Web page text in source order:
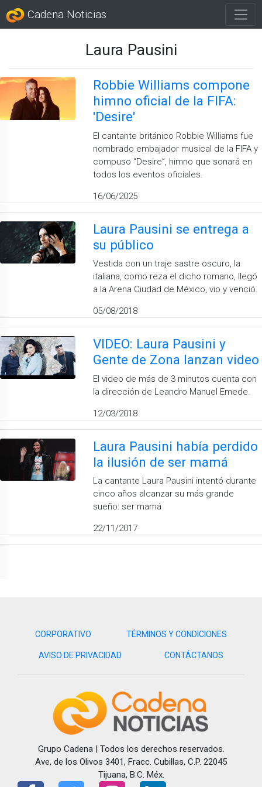
Cadena Noticias
Laura Pausini
Robbie Williams compone
himno oficial de la FIFA:
'Desire'
El cantante británico Robbie Williams fue
nombrado embajador musical de la FIFA y
compuso “Desire”, himno que sonará en
todos los eventos oficiales.
16/06/2025
Laura Pausini se entrega a
su público
Vestida con un traje sastre oscuro, la
italiana, como reza el dicho romano, llegó
a la Arena Ciudad de México, vio y venció.
05/08/2018
VIDEO: Laura Pausini y
Gente de Zona lanzan video
El video de más de 3 minutos cuenta con
la dirección de Leandro Manuel Emede.
12/03/2018
Laura Pausini había perdido
la ilusión de ser mamá
La cantante Laura Pausini intentó durante
cinco años alcanzar su más grande
sueño: ser mamá
22/11/2017
CORPORATIVO TÉRMINOS Y CONDICIONES
AVISO DE PRIVACIDAD CONTÁCTANOS
Grupo Cadena | Todos los derechos reservados.
Ave, de los Olivos 3401, Fracc. Cubillas, C.P. 22045
Tijuana, B.C. Méx.